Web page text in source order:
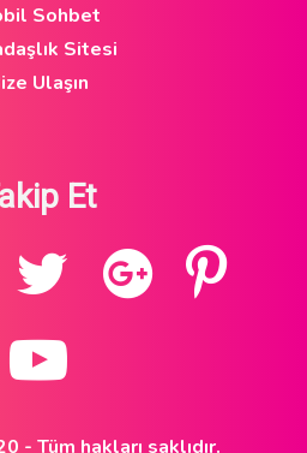
Sohbet
Sitesi
Ulaşın
Et
- Tüm hakları saklıdır.